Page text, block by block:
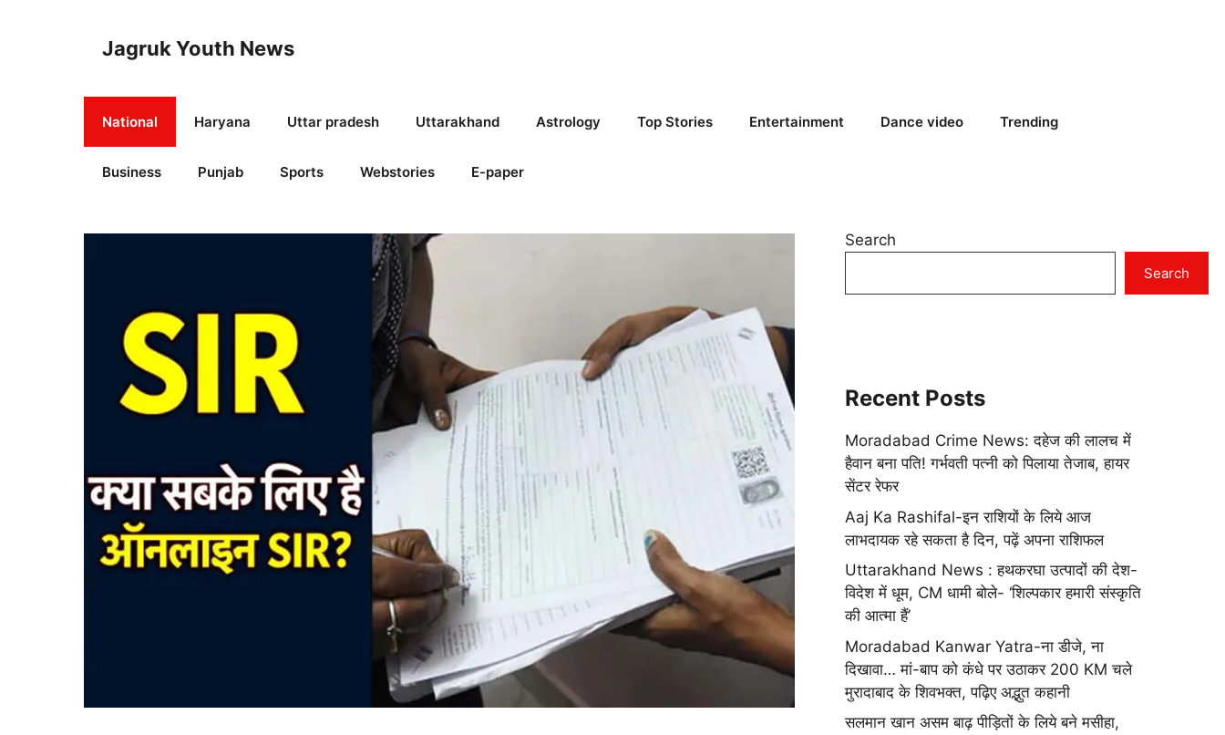
Jagruk Youth News
National Haryana Uttar pradesh Uttarakhand Astrology Top Stories Entertainment Dance video Trending
Business Punjab Sports Webstories E-paper
Search
Search
Recent Posts
Moradabad Crime News: दहेज की लालच में
हैवान बना पति! गर्भवती पत्नी को पिलाया तेजाब, हायर
सेंटर रेफर
Aaj Ka Rashifal-इन राशियों के लिये आज
लाभदायक रहे सकता है दिन, पढ़ें अपना राशिफल
Uttarakhand News : हथकरघा उत्पादों की देश-
विदेश में धूम, CM धामी बोले- ‘शिल्पकार हमारी संस्कृति
की आत्मा हैं’
Moradabad Kanwar Yatra-ना डीजे, ना
दिखावा… मां-बाप को कंधे पर उठाकर 200 KM चले
मुरादाबाद के शिवभक्त, पढ़िए अद्भुत कहानी
सलमान खान असम बाढ़ पीड़ितों के लिये बने मसीहा,